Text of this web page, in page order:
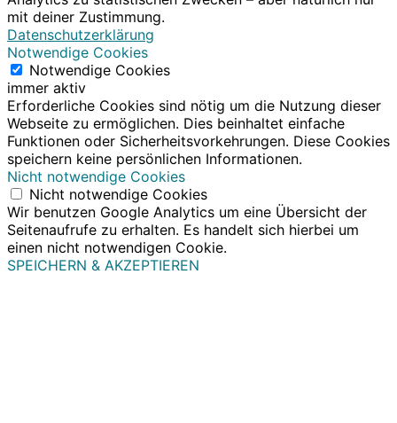
mit deiner Zustimmung.
Datenschutzerklärung
Notwendige Cookies
Notwendige Cookies
immer aktiv
Erforderliche Cookies sind nötig um die Nutzung dieser
Webseite zu ermöglichen. Dies beinhaltet einfache
Funktionen oder Sicherheitsvorkehrungen. Diese Cookies
speichern keine persönlichen Informationen.
Nicht notwendige Cookies
Nicht notwendige Cookies
Wir benutzen Google Analytics um eine Übersicht der
Seitenaufrufe zu erhalten. Es handelt sich hierbei um
einen nicht notwendigen Cookie.
SPEICHERN & AKZEPTIEREN